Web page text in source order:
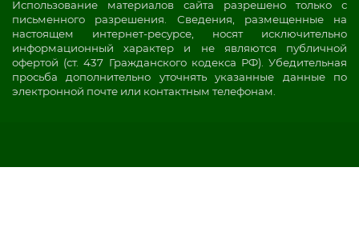
Использование материалов сайта разрешено только с
письменного разрешения. Сведения, размещенные на
настоящем интернет-ресурсе, носят исключительно
информационный характер и не являются публичной
офертой (ст. 437 Гражданского кодекса РФ). Убедительная
просьба дополнительно уточнять указанные данные по
электронной почте или контактным телефонам.